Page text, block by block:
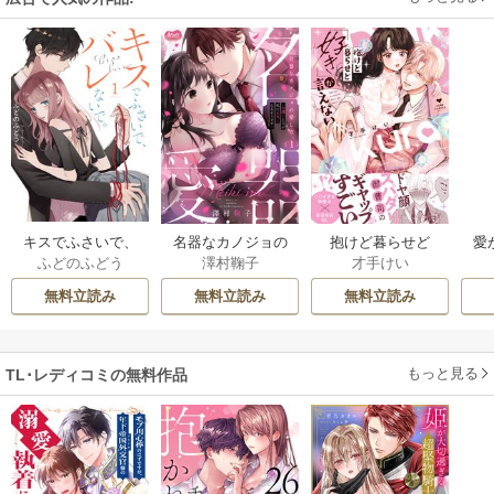
キスでふさいで、
バレないで。【描
き下ろしおまけ付
き特装版】
ふどのふどう
無料立読み
名器なカノジョの
愛し方。 ～弁護士
上司が私に本気に
なるそうです～
澤村鞠子
無料立読み
抱けど暮らせど
「好き」が言えな
い【電子限定漫画
付き】
才手けい
無料立読み
愛
下
TL･レディコミの無料作品 もっと見る